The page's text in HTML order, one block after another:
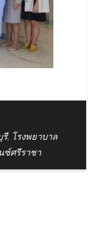
รี, โรงพยาบาล
ซ์ศรีราชา